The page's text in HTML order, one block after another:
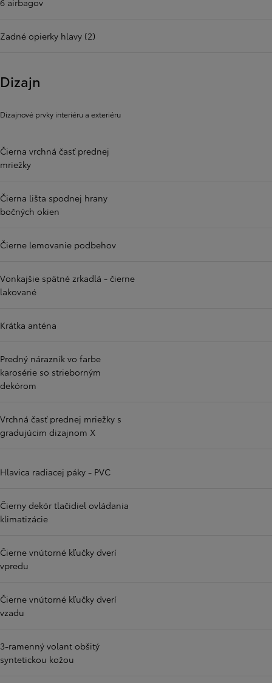
6 airbagov
Zadné opierky hlavy (2)
Dizajn
Dizajnové prvky interiéru a exteriéru
Čierna vrchná časť prednej
mriežky
Čierna lišta spodnej hrany
bočných okien
Čierne lemovanie podbehov
Vonkajšie spätné zrkadlá - čierne
lakované
Krátka anténa
Predný nárazník vo farbe
karosérie so strieborným
dekórom
Vrchná časť prednej mriežky s
gradujúcim dizajnom X
Hlavica radiacej páky - PVC
Čierny dekór tlačidiel ovládania
klimatizácie
Čierne vnútorné kľučky dverí
vpredu
Čierne vnútorné kľučky dverí
vzadu
3-ramenný volant obšitý
syntetickou kožou